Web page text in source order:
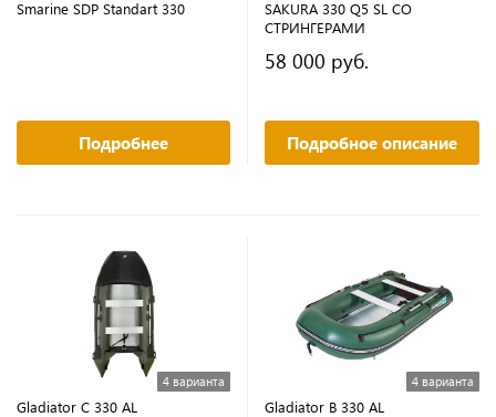
Smarine SDP Standart 330
Подробнее
SAKURA 330 Q5 SL СО
СТРИНГЕРАМИ
58 000 руб.
Подробное описание
4 варианта
Gladiator C 330 AL
4 варианта
Gladiator B 330 AL